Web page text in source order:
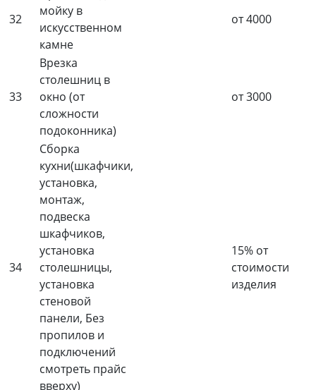
32
мойку в
искусственном
камне
от 4000
33
Врезка
столешниц в
окно (от
сложности
подоконника)
от 3000
34
Сборка
кухни(шкафчики,
установка,
монтаж,
подвеска
шкафчиков,
установка
столешницы,
установка
стеновой
панели, Без
пропилов и
подключений
смотреть прайс
вверху)
15% от
стоимости
изделия